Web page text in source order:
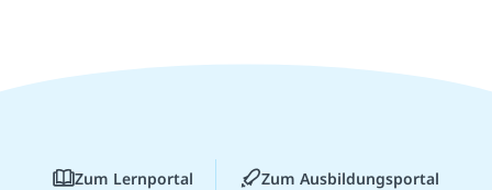
Zum Lernportal Zum Ausbildungsportal